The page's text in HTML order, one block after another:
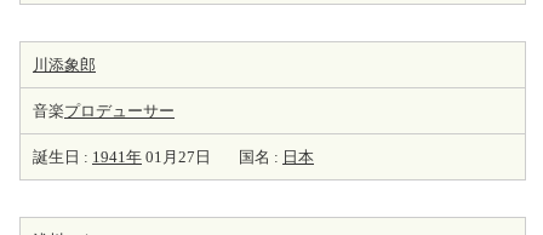
川添象郎
音楽プロデューサー
誕生日 : 1941年 01月27日 国名 : 日本